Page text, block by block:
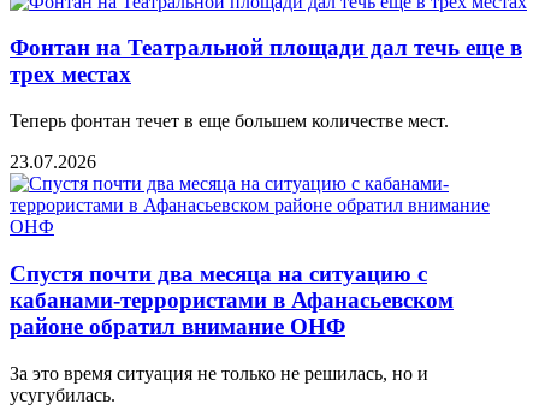
Фонтан на Театральной площади дал течь еще в
трех местах
Теперь фонтан течет в еще большем количестве мест.
23.07.2026
Спустя почти два месяца на ситуацию с
кабанами-террористами в Афанасьевском
районе обратил внимание ОНФ
За это время ситуация не только не решилась, но и
усугубилась.